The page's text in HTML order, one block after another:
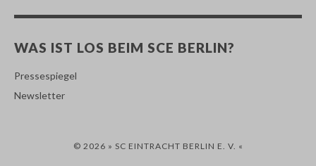
WAS IST LOS BEIM SCE BERLIN?
Pressespiegel
Newsletter
© 2026 » SC EINTRACHT BERLIN E. V. «